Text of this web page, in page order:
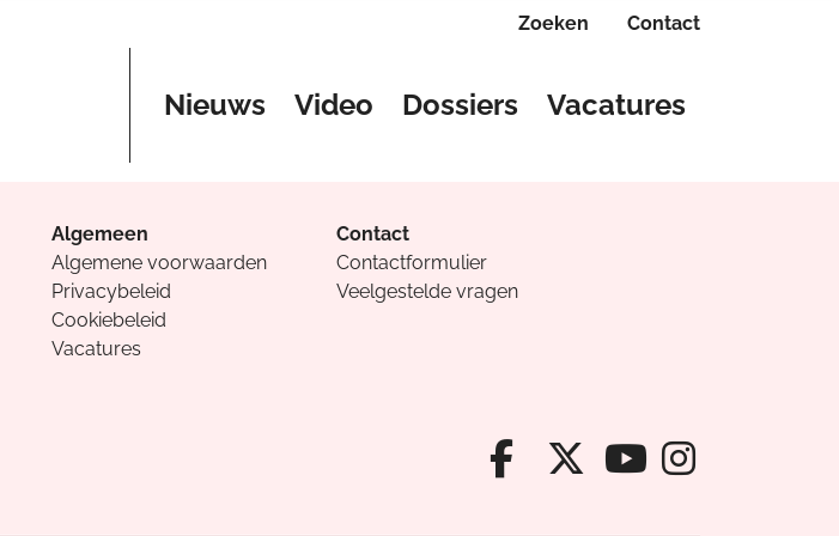
Zoeken Contact
Nieuws Video Dossiers Vacatures
Algemeen
Algemene voorwaarden
Privacybeleid
Cookiebeleid
Vacatures
Contact
Contactformulier
Veelgestelde vragen
Facebook van
X van